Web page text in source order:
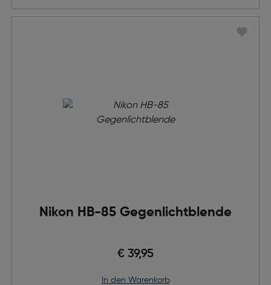
Nikon HB-85 Gegenlichtblende
€ 39,95
in den Warenkorb